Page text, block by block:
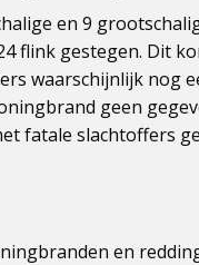
en 9
flink gestegen. Dit
waarschijnlijk nog
geen
fatale slachtoffers
en